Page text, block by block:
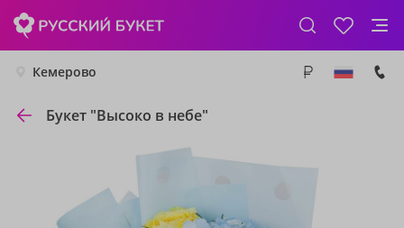
Кемерово
Букет "Высоко в небе"